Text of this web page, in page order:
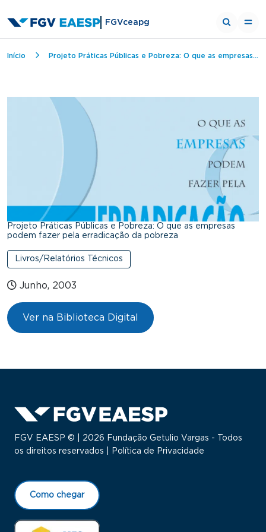
FGVceapg
Trilha de navegação
Início Projeto Práticas Públicas e Pobreza: O que as empresas podem fazer pela erradicação da pobreza
Projeto Práticas Públicas e Pobreza: O que as empresas
podem fazer pela erradicação da pobreza
Livros/Relatórios Técnicos
Junho, 2003
Ver na Biblioteca Digital
FGV EAESP © | 2026 Fundação Getulio Vargas - Todos
os direitos reservados |
Política de Privacidade
Como chegar